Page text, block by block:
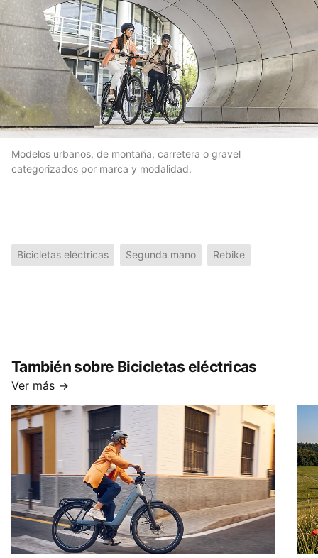
Modelos urbanos, de montaña, carretera o gravel
categorizados por marca y modalidad.
Bicicletas eléctricas Segunda mano Rebike
También sobre Bicicletas eléctricas
Ver más →